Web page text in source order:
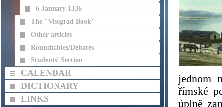
6 January 1336
The "Visegrad Book"
Other articles
Roundtables/Debates
Students' Section
CALENDAR
DICTIONARY
LINKS
jednom
římské
úplně